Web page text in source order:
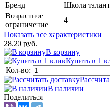
Бренд
Школа
Возрастное
ограничение
4+
Показать все характеристики
28.20 руб.
В корзину
Купить в 1
Кол-во:
В наличии
Поделиться